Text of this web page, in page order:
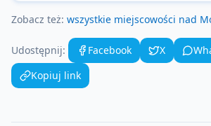
Zobacz też: wszystkie miejscowości nad
Udostępnij: Facebook X
Kopiuj link